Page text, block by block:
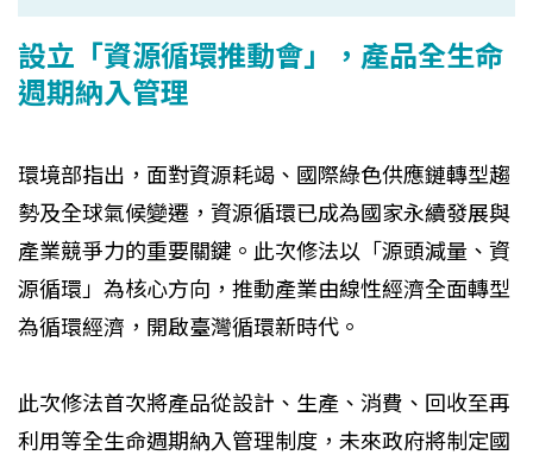
設立「資源循環推動會」，產品全生命
週期納入管理
環境部指出，面對資源耗竭、國際綠色供應鏈轉型趨
勢及全球氣候變遷，資源循環已成為國家永續發展與
產業競爭力的重要關鍵。此次修法以「源頭減量、資
源循環」為核心方向，推動產業由線性經濟全面轉型
為循環經濟，開啟臺灣循環新時代。
此次修法首次將產品從設計、生產、消費、回收至再
利用等全生命週期納入管理制度，未來政府將制定國